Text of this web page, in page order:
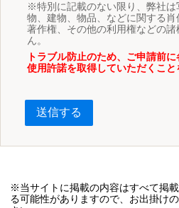
※特別に記載のない限り、弊社は
物、建物、物品、などに関する肖
著作権、その他の利用権などの
ん。
トラブル防止のため、ご申請前
使用許諾を取得していただくこと
送信する
※当サイトに掲載の内容はすべて掲
る可能性がありますので、お出掛け